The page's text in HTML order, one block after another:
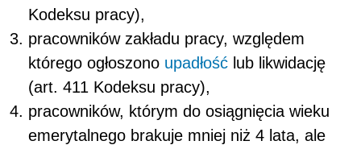
Kodeksu pracy),
pracowników zakładu pracy, względem
którego ogłoszono upadłość lub likwidację
(art. 411 Kodeksu pracy),
pracowników, którym do osiągnięcia wieku
emerytalnego brakuje mniej niż 4 lata, ale